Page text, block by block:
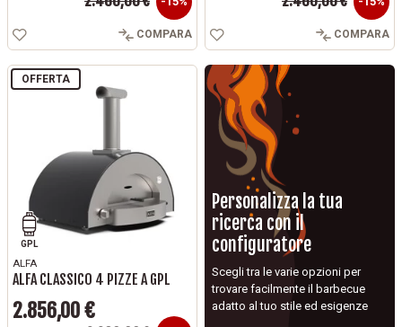
COMPARA COMPARA
GPL
OFFERTA
ALFA
ALFA CLASSICO 4 PIZZE A GPL
2.856,00 €
Prezzo base
Personalizza la tua
ricerca con il
configuratore
Scegli tra le varie opzioni per
trovare facilmente il barbecue
adatto al tuo stile ed esigenze